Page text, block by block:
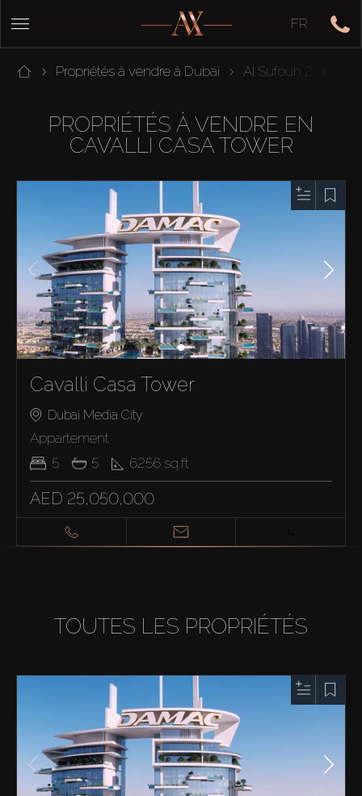
FR
Propriétés à vendre à Dubaï Al Sufouh 2
PROPRIÉTÉS À VENDRE EN
CAVALLI CASA TOWER
Cavalli Casa Tower
Dubai Media City
Appartement
5
5 6256 sq.ft
AED 25,050,000
TOUTES LES PROPRIÉTÉS